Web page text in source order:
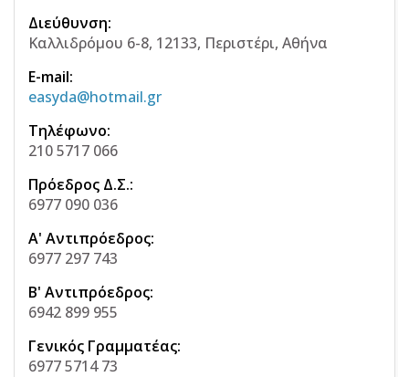
Διεύθυνση:
Καλλιδρόμου 6-8, 12133, Περιστέρι, Αθήνα
E-mail:
easyda@hotmail.gr
Τηλέφωνο:
210 5717 066
Πρόεδρος Δ.Σ.:
6977 090 036
Α' Αντιπρόεδρος:
6977 297 743
Β' Αντιπρόεδρος:
6942 899 955
Γενικός Γραμματέας:
6977 5714 73